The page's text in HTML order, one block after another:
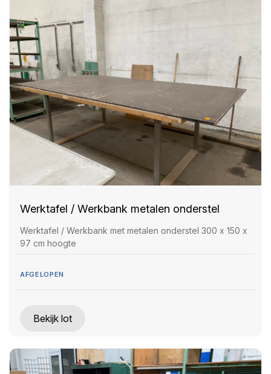
Werktafel / Werkbank metalen onderstel
Werktafel / Werkbank met metalen onderstel 300 x 150 x
97 cm hoogte
AFGELOPEN
Bekijk lot